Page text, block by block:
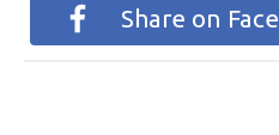
Share on